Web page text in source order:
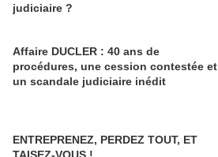
judiciaire ?
Affaire DUCLER : 40 ans de
procédures, une cession contestée et
un scandale judiciaire inédit
ENTREPRENEZ, PERDEZ TOUT, ET